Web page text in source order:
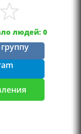
людей: 0